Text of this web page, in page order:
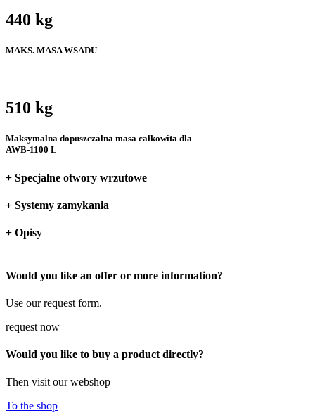
440 kg
MAKS. MASA WSADU
510 kg
Maksymalna dopuszczalna masa całkowita dla
AWB-1100 L
+ Specjalne otwory wrzutowe
+ Systemy zamykania
+ Opisy
Would you like an offer or more information?
Use our request form.
request now
Would you like to buy a product directly?
Then visit our webshop
To the shop